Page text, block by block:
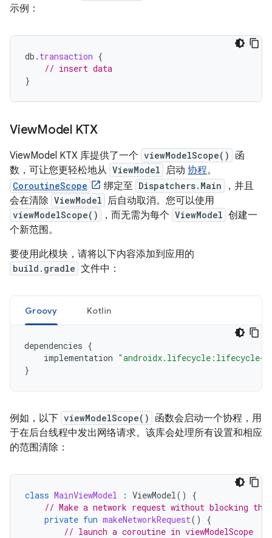
示例：
db . transaction {
// insert data
}
ViewModel KTX
ViewModel KTX 库提供了一个 viewModelScope()
函
数，可让您更轻松地从 ViewModel 启动 协程。
CoroutineScope 绑定至 Dispatchers.Main
，并且
会在清除 ViewModel 后自动取消。您可以使用
viewModelScope() ，而无需为每个 ViewModel 创建一
个新范围。
要使用此模块，请将以下内容添加到应用的
build.gradle 文件中：
Groovy Kotlin
dependencies {
implementation "androidx.lifecycle:lifecycle-
}
例如，以下 viewModelScope()
函数会启动一个协程，用
于在后台线程中发出网络请求。该库会处理所有设置和相应
的范围清除：
class MainViewModel : ViewModel()
{
// Make a network request without blocking the
private fun makeNetworkRequest()
{
// launch a coroutine in viewModelScope